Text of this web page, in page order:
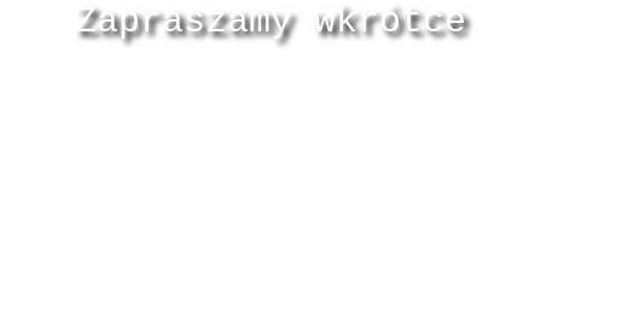
Zapraszamy wkrótce